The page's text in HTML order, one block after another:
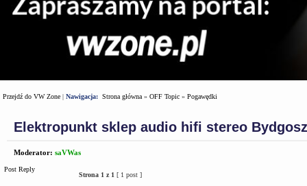
Przejdź do VW Zone | Nawigacja: Strona główna » OFF Topic » Pogawędki
Elektropunkt sklep audio hifi stereo
Moderator: saVWas
Post Reply
Strona 1 z 1 [ 1 post ]